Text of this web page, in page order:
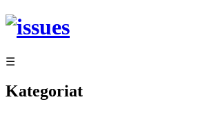
Siirry
sisältöön
☰
Kategoriat